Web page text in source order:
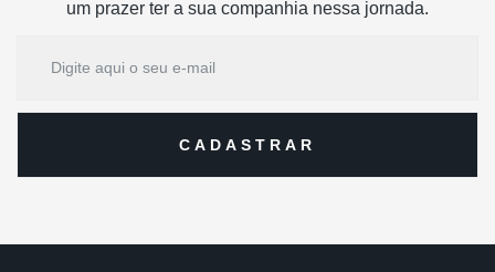
um prazer ter a sua companhia nessa jornada.